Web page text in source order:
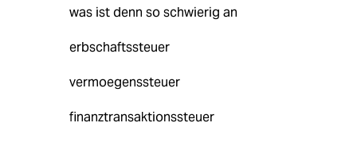
was ist denn so schwierig an
erbschaftssteuer
vermoegenssteuer
finanztransaktionssteuer